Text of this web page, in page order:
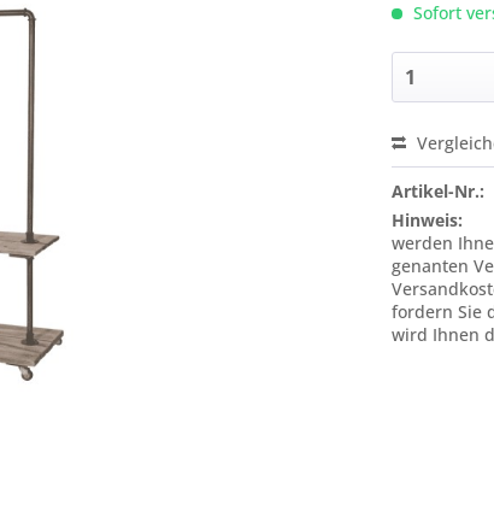
Sofort
Preis
Artikel-Nr.:
Hinweis:
werden
genanten
fordern Sie
wird Ihnen